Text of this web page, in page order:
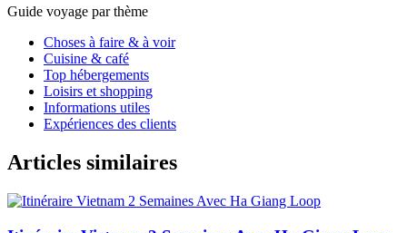
Guide voyage par thème
Choses à faire & à voir
Cuisine & café
Top hébergements
Loisirs et shopping
Informations utiles
Expériences des clients
Articles similaires